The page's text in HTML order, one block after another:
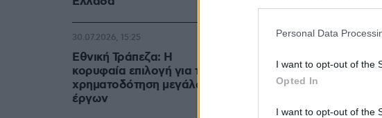
Personal Data
I want to opt-out of the
Opted In
I want to opt-out of the
Εθνική Τράπεζα: Η
κορυφαία επιλογή για τη
χρηματοδότηση μεγάλων
έργων
30.07.2026, 15:25